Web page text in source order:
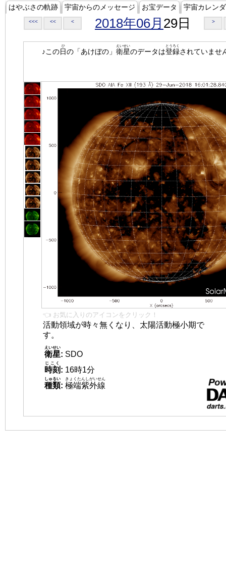
はやぶさの軌跡 宇宙からのメッセージ お宝データ 宇宙カレン
<<< << < 2018年06月 29日 >
♪この日
ひ
の「あけぼの」 衛星
えいせい
のデータは登録
とうろく
されていませ
👈 お気に入りのアイコンをクリック！
活動領域が時々無くなり、太陽活動極小期で
す。
衛星
えいせい
: SDO
時刻
じこく
: 16時1分
種類
しゅるい
: 極端紫外線
きょくたんしがいせん